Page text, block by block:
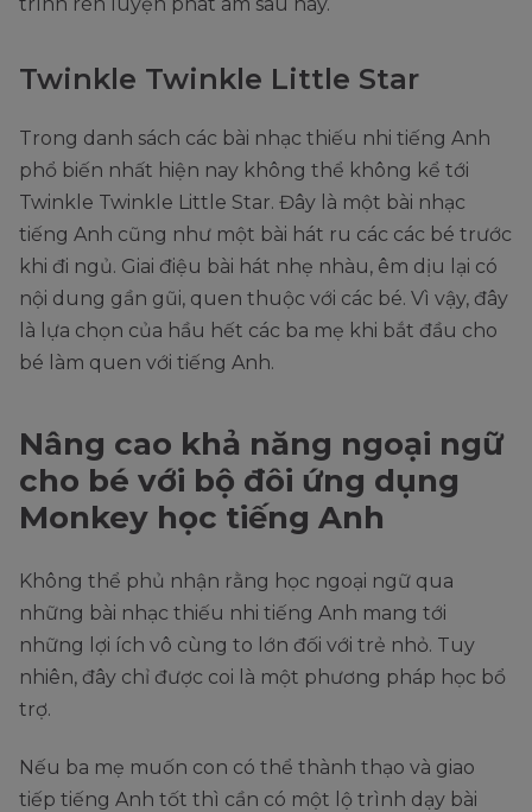
Twinkle Twinkle Little Star
Trong danh sách các bài nhạc thiếu nhi tiếng Anh
phổ biến nhất hiện nay không thể không kể tới
Twinkle Twinkle Little Star. Đây là một bài nhạc
tiếng Anh cũng như một bài hát ru các các bé trước
khi đi ngủ. Giai điệu bài hát nhẹ nhàu, êm dịu lại có
nội dung gần gũi, quen thuộc với các bé. Vì vậy, đây
là lựa chọn của hầu hết các ba mẹ khi bắt đầu cho
bé làm quen với tiếng Anh.
Nâng cao khả năng ngoại ngữ
cho bé với bộ đôi ứng dụng
Monkey học tiếng Anh
Không thể phủ nhận rằng học ngoại ngữ qua
những bài nhạc thiếu nhi tiếng Anh mang tới
những lợi ích vô cùng to lớn đối với trẻ nhỏ. Tuy
nhiên, đây chỉ được coi là một phương pháp học bổ
trợ.
Nếu ba mẹ muốn con có thể thành thạo và giao
tiếp tiếng Anh tốt thì cần có một lộ trình dạy bài